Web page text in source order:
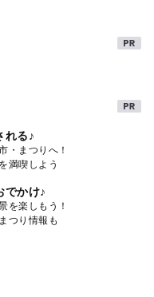
れる♪
・まつりへ！
満喫しよう
でかけ♪
を楽しもう！
つり情報も